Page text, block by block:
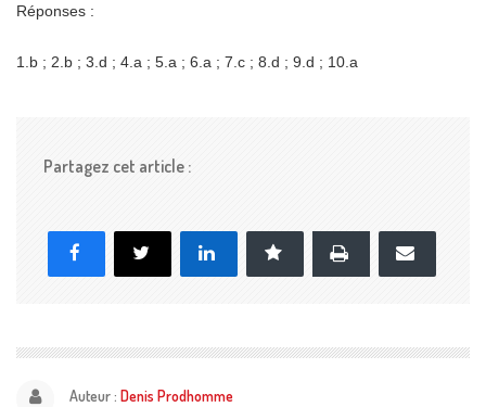
Réponses :
1.b ; 2.b ; 3.d ; 4.a ; 5.a ; 6.a ; 7.c ; 8.d ; 9.d ; 10.a
Partagez cet article :
Facebook LinkedIn Marque-page
Imprimer
mail
Auteur : Denis Prodhomme